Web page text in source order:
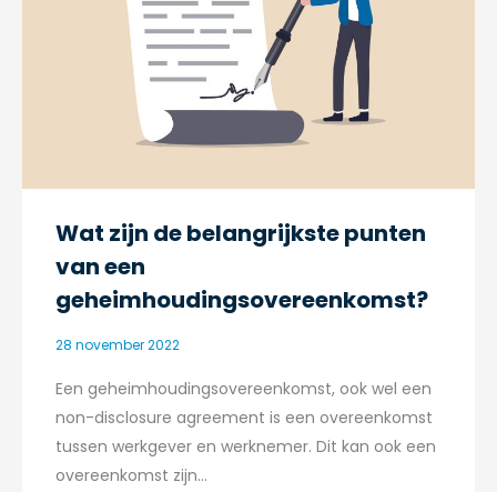
Wat zijn de belangrijkste punten
van een
geheimhoudingsovereenkomst?
28 november 2022
Een geheimhoudingsovereenkomst, ook wel een
non-disclosure agreement is een overeenkomst
tussen werkgever en werknemer. Dit kan ook een
overeenkomst zijn…